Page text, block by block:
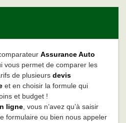
Assurance Auto
vous permet de comparer les
de plusieurs devis
et en choisir la formule qui
et budget !
ligne , vous n’avez qu’à saisir
formulaire ou bien nous appeler